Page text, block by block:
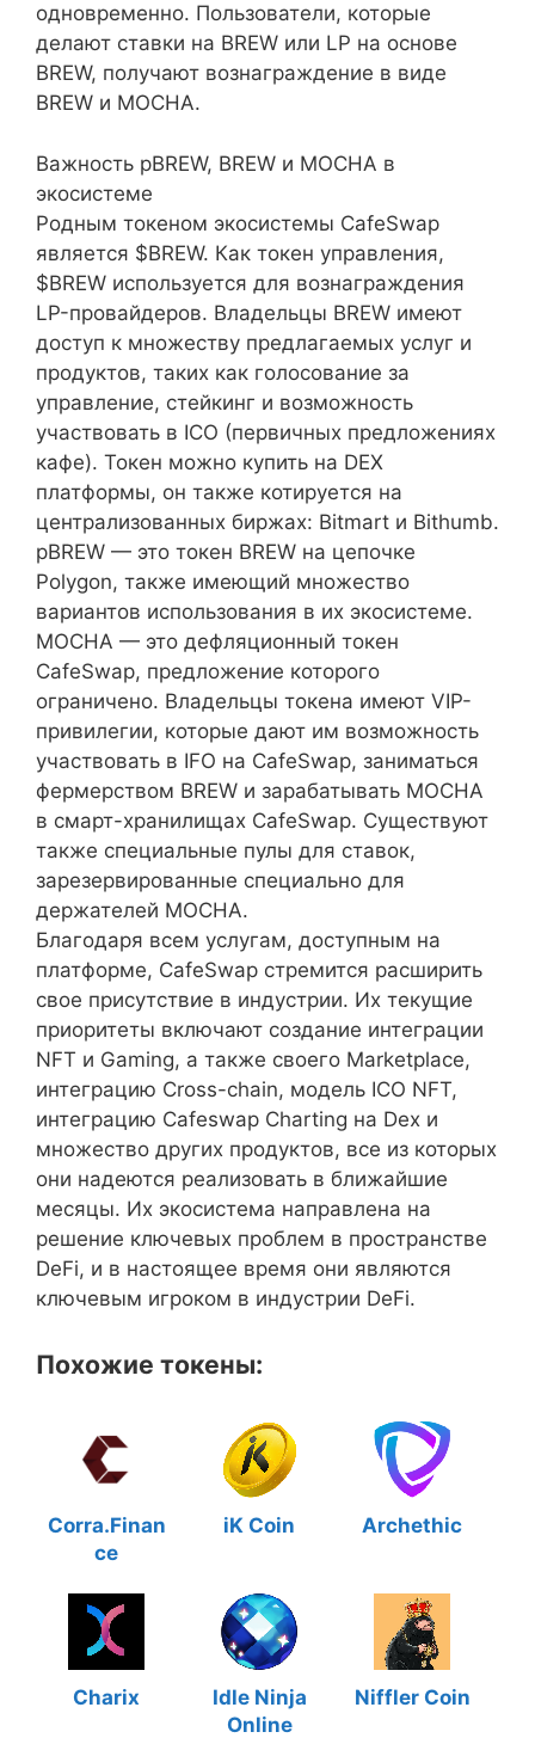
одновременно. Пользователи, которые
делают ставки на BREW или LP на основе
BREW, получают вознаграждение в виде
BREW и MOCHA.
Важность pBREW, BREW и MOCHA в
экосистеме
Родным токеном экосистемы CafeSwap
является $BREW. Как токен управления,
$BREW используется для вознаграждения
LP-провайдеров. Владельцы BREW имеют
доступ к множеству предлагаемых услуг и
продуктов, таких как голосование за
управление, стейкинг и возможность
участвовать в ICO (первичных предложениях
кафе). Токен можно купить на DEX
платформы, он также котируется на
централизованных биржах: Bitmart и Bithumb.
pBREW — это токен BREW на цепочке
Polygon, также имеющий множество
вариантов использования в их экосистеме.
MOCHA — это дефляционный токен
CafeSwap, предложение которого
ограничено. Владельцы токена имеют VIP-
привилегии, которые дают им возможность
участвовать в IFO на CafeSwap, заниматься
фермерством BREW и зарабатывать MOCHA
в смарт-хранилищах CafeSwap. Существуют
также специальные пулы для ставок,
зарезервированные специально для
держателей MOCHA.
Благодаря всем услугам, доступным на
платформе, CafeSwap стремится расширить
свое присутствие в индустрии. Их текущие
приоритеты включают создание интеграции
NFT и Gaming, а также своего Marketplace,
интеграцию Cross-chain, модель ICO NFT,
интеграцию Cafeswap Charting на Dex и
множество других продуктов, все из которых
они надеются реализовать в ближайшие
месяцы. Их экосистема направлена на
решение ключевых проблем в пространстве
DeFi, и в настоящее время они являются
ключевым игроком в индустрии DeFi.
Похожие токены:
Corra.Finan
ce
iK Coin Archethic
Charix
Idle Ninja
Online
Niffler Coin